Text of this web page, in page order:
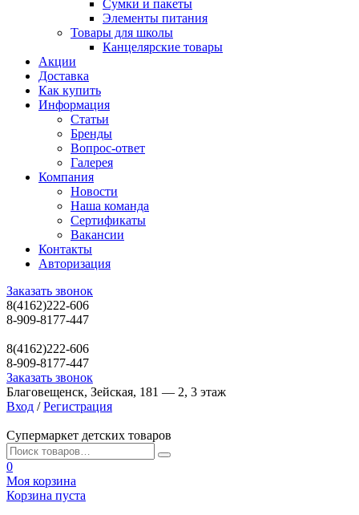
Сумки и пакеты
Элементы питания
Товары для школы
Канцелярские товары
Акции
Доставка
Как купить
Информация
Статьи
Бренды
Вопрос-ответ
Галерея
Компания
Новости
Наша команда
Сертификаты
Вакансии
Контакты
Авторизация
Заказать звонок
8(4162)222-606
8-909-8177-447
8(4162)222-606
8-909-8177-447
Заказать звонок
Благовещенск, Зейская, 181 — 2, 3 этаж
Вход / Регистрация
Супермаркет детских товаров
0
Моя корзина
Корзина пуста